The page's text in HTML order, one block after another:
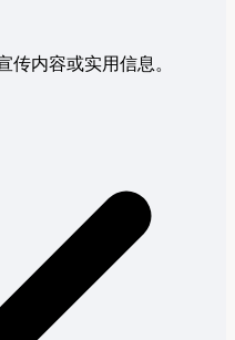
传内容或实用信息。